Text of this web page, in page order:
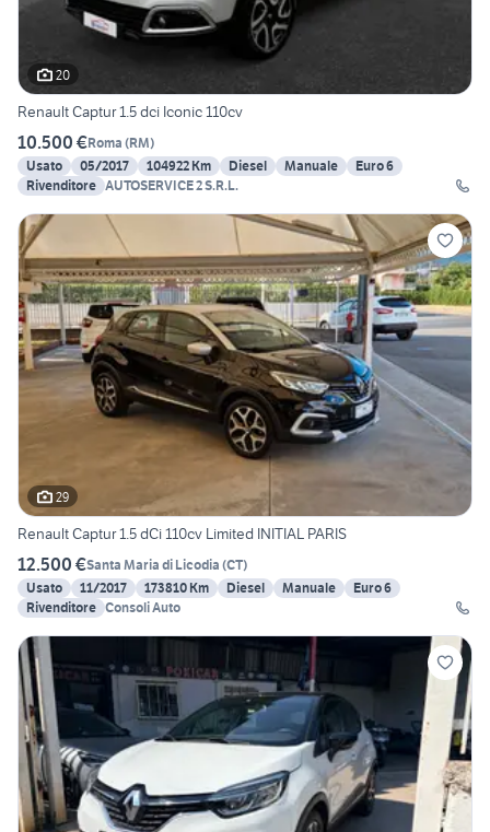
20
Renault Captur 1.5 dci Iconic 110cv
10.500 €Roma (RM)
Usato
05/2017 104922 Km Diesel Manuale
Euro 6
Rivenditore AUTOSERVICE 2 S.R.L.
29
Renault Captur 1.5 dCi 110cv Limited INITIAL PARIS
12.500 €Santa Maria di Licodia (CT)
Usato
11/2017 173810 Km Diesel Manuale
Euro 6
Rivenditore Consoli Auto